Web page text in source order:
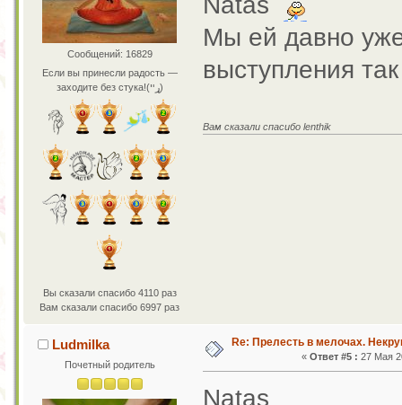
Сообщений: 16829
Если вы принесли радость —
заходите без стука!(ړײ)
Вы сказали спасибо 4110 раз
Вам сказали спасибо 6997 раз
Мы ей давно
выступления
Вам сказали спасибо lenthik
Ludmilka
Почетный родитель
Re: Прелесть в мелочах.
«Ответ #5 : 27 Мая
Natas